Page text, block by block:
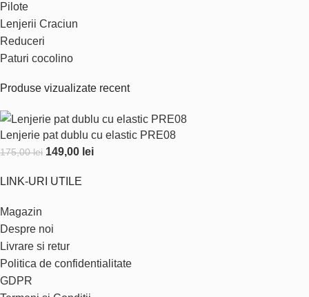
Pilote
Lenjerii Craciun
Reduceri
Paturi cocolino
Produse vizualizate recent
Lenjerie pat dublu cu elastic PRE08
175,00lei 149,00 lei
LINK-URI UTILE
Magazin
Despre noi
Livrare si retur
Politica de confidentialitate
GDPR